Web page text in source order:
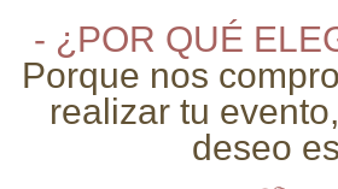
- ¿POR QUÉ
Porque nos
realizar tu
deseo